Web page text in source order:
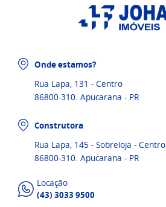
Onde estamos?
Rua Lapa, 131 - Centro
86800-310. Apucarana - PR
Construtora
Rua Lapa, 145 - Sobreloja - Centro
86800-310. Apucarana - PR
Locação
(43) 3033 9500